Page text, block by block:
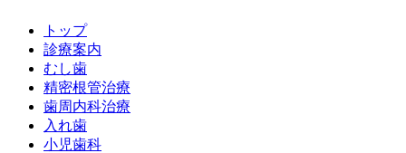
トップ
診療案内
むし歯
精密根管治療
歯周内科治療
入れ歯
小児歯科